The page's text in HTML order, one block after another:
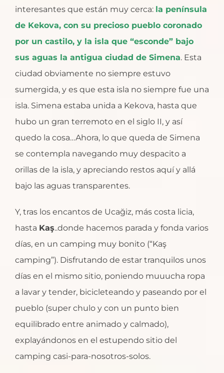
interesantes que están muy cerca: la península
de Kekova, con su precioso pueblo coronado
por un castilo, y la isla que “esconde” bajo
sus aguas la antigua ciudad de Simena. Esta
ciudad obviamente no siempre estuvo
sumergida, y es que esta isla no siempre fue una
isla. Simena estaba unida a Kekova, hasta que
hubo un gran terremoto en el siglo II, y así
quedo la cosa…Ahora, lo que queda de Simena
se contempla navegando muy despacito a
orillas de la isla, y apreciando restos aquí y allá
bajo las aguas transparentes.
Y, tras los encantos de Ucağiz, más costa licia,
hasta Kaş..donde hacemos parada y fonda varios
días, en un camping muy bonito (“Kaş
camping”). Disfrutando de estar tranquilos unos
días en el mismo sitio, poniendo muuucha ropa
a lavar y tender, bicicleteando y paseando por el
pueblo (super chulo y con un punto bien
equilibrado entre animado y calmado),
explayándonos en el estupendo sitio del
camping casi-para-nosotros-solos.